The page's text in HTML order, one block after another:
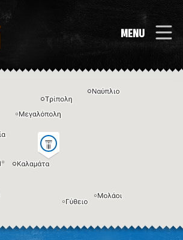
MENU